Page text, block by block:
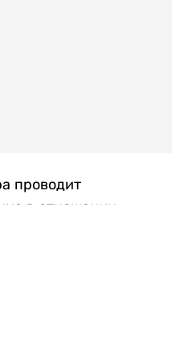
проводит
в отношении